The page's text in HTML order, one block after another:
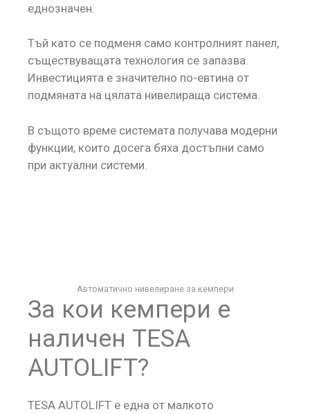
еднозначен.
Тъй като се подменя само контролният панел,
съществуващата технология се запазва.
Инвестицията е значително по-евтина от
подмяната на цялата нивелираща система.
В същото време системата получава модерни
функции, които досега бяха достъпни само
при актуални системи.
Автоматично нивелиране за кемпери
За кои кемпери е
наличен TESA
AUTOLIFT?
TESA AUTOLIFT е една от малкото